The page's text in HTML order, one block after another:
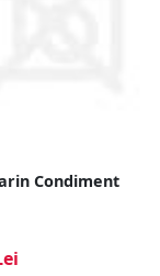
Condiment